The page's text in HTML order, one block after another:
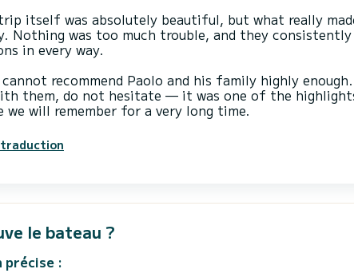
itself was absolutely beautiful, but what really
Nothing was too much trouble, and they consistently
in every way.
recommend Paolo and his family highly
them, do not hesitate — it was one of the
we will remember for a very long time.
le bateau ?
précise :